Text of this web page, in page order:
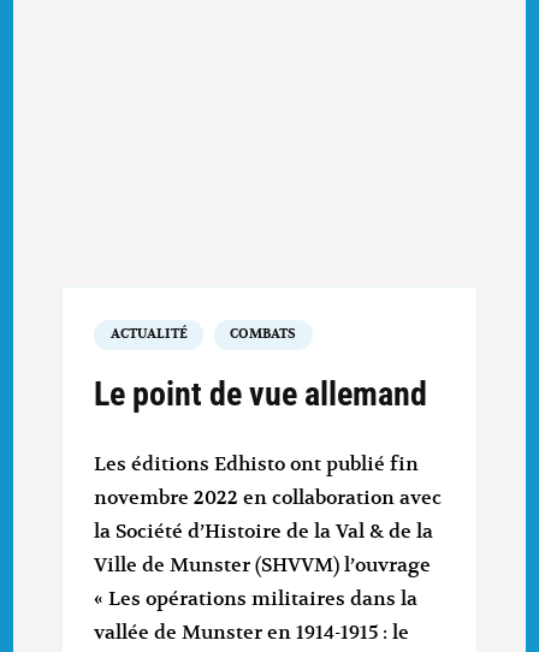
ACTUALITÉ COMBATS
Le point de vue allemand
Les éditions Edhisto ont publié fin
novembre 2022 en collaboration avec
la Société d’Histoire de la Val & de la
Ville de Munster (SHVVM) l’ouvrage
« Les opérations militaires dans la
vallée de Munster en 1914-1915 : le